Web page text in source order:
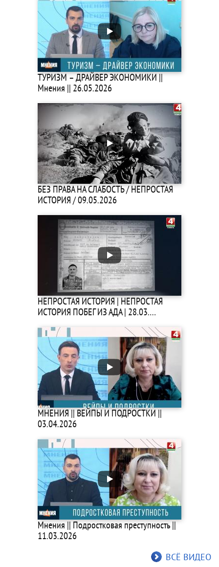
ТУРИЗМ – ДРАЙВЕР ЭКОНОМИКИ ||
Мнения || 26.05.2026
БЕЗ ПРАВА НА СЛАБОСТЬ / НЕПРОСТАЯ
ИСТОРИЯ / 09.05.2026
НЕПРОСТАЯ ИСТОРИЯ | НЕПРОСТАЯ
ИСТОРИЯ ПОБЕГ ИЗ АДА | 28.03.…
МНЕНИЯ || ВЕЙПЫ И ПОДРОСТКИ ||
03.04.2026
Мнения || Подростковая преступность ||
11.03.2026
ВСЁ ВИДЕО